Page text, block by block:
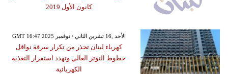
كانون الأول 2019
GMT 16:47 2025 الأحد ,16 تشرين الثاني / نوفمبر
كهرباء لبنان تحذر من تكرار سرقة نواقل
خطوط التوتر العالي وتهدد استقرار التغذية
الكهربائية